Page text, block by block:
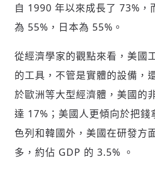
自 1990 年以來成長了 73%，
為 55%，日本為 55%。
從經濟學家的觀點來看，美國
的工具，不管是實體的設備，
於歐洲等大型經濟體，美國的
達 17%；美國人更傾向於把錢
色列和韓國外，美國在研發方
多，約佔 GDP 的 3.5% 。
存為草稿
規則說明